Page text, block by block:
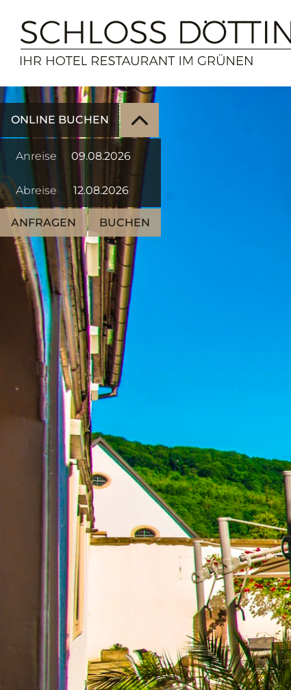
ONLINE BUCHEN
Anreise
Abreise
ANFRAGEN BUCHEN